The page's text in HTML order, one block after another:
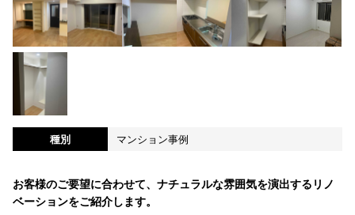
種別 マンション事例
お客様のご要望に合わせて、ナチュラルな雰囲気を演出するリノ
ベーションをご紹介します。